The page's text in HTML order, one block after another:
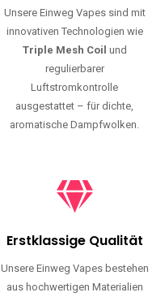
Unsere Einweg Vapes sind mit
innovativen Technologien wie
Triple Mesh Coil und
regulierbarer
Luftstromkontrolle
ausgestattet – für dichte,
aromatische Dampfwolken.
Erstklassige Qualität
Unsere Einweg Vapes bestehen
aus hochwertigen Materialien